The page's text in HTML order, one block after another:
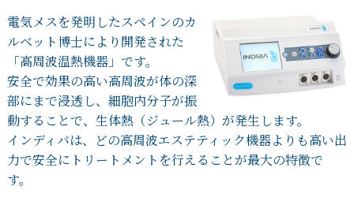
電気メスを発明したスペインのカ
ルベット博士により開発された
「高周波温熱機器」です。
安全で効果の高い高周波が体の深
部にまで浸透し、細胞内分子が振
動することで、生体熱（ジュール熱）が発生します。
インディバは、どの高周波エステティック機器よりも高い出
力で安全にトリートメントを行えることが最大の特徴で
す。